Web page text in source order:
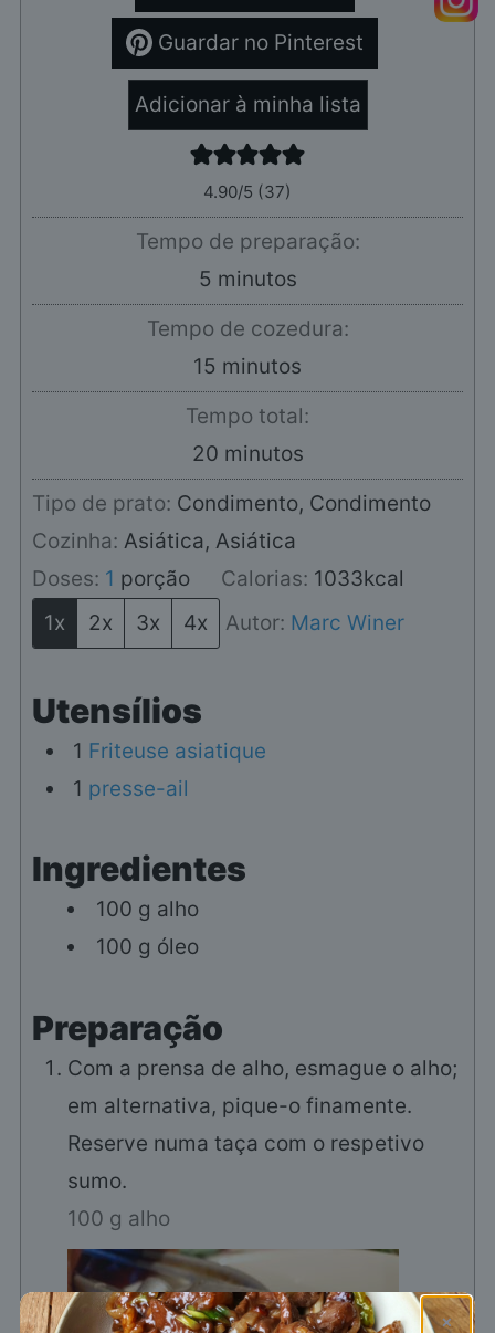
Guardar no Pinterest
Adicionar à minha lista
4.90/5 (37)
Tempo de preparação:
5 minutos
minutos
Tempo de cozedura:
15 minutos
minutos
Tempo total:
20minutos
minutos
Tipo de prato: Condimento, Condimento
Cozinha: Asiática, Asiática
Doses: 1 porção Calorias: 1033kcal
1x
2x 3x 4x Autor: Marc Winer
Utensílios
1 Friteuse asiatique
1 presse-ail
Ingredientes
100 g alho
100 g óleo
Preparação
Com a prensa de alho, esmague o alho;
em alternativa, pique-o finamente.
Reserve numa taça com o respetivo
sumo.
100 g alho
×